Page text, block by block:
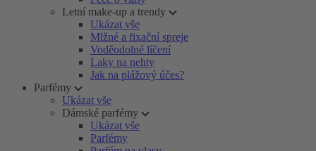
Letní make-up a trendy
Ukázat vše
Mlžné a fixační spreje
Voděodolné líčení
Laky na nehty
Jak na plážový účes?
Parfémy
Ukázat vše
Dámské parfémy
Ukázat vše
Parfémy